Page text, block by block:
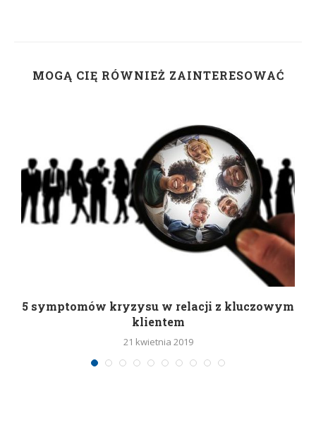
MOGĄ CIĘ RÓWNIEŻ ZAINTERESOWAĆ
5 symptomów kryzysu w relacji z kluczowym
klientem
21 kwietnia 2019